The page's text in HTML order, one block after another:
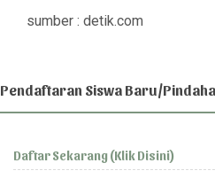
sumber : detik.com
Pendaftaran Siswa Baru/
Daftar Sekarang (Klik Disini)